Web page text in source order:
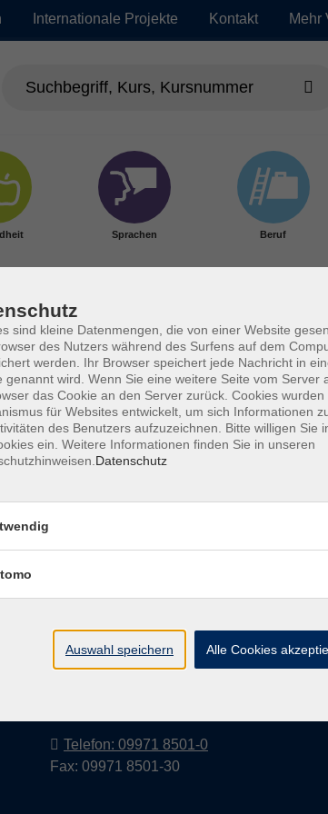
Internationale Projekte Kontakt Mehr
Sprachen Beruf
e.V.
Pfarrer-Seidl-Str. 1
93413 Cham
Telefon: 09971 8501-0
Fax: 09971 8501-30
sind kleine Datenmengen, die von einer Website
des Nutzers während des Surfens auf dem
werden. Ihr Browser speichert jede Nachricht in
genannt wird. Wenn Sie eine weitere Seite vom Server
das Cookie an den Server zurück. Cookies
für Websites entwickelt, um sich Informationen
des Benutzers aufzuzeichnen. Bitte willigen Sie
ein. Weitere Informationen finden Sie in unseren
Datenschutz
Auswahl speichern Alle Cookies